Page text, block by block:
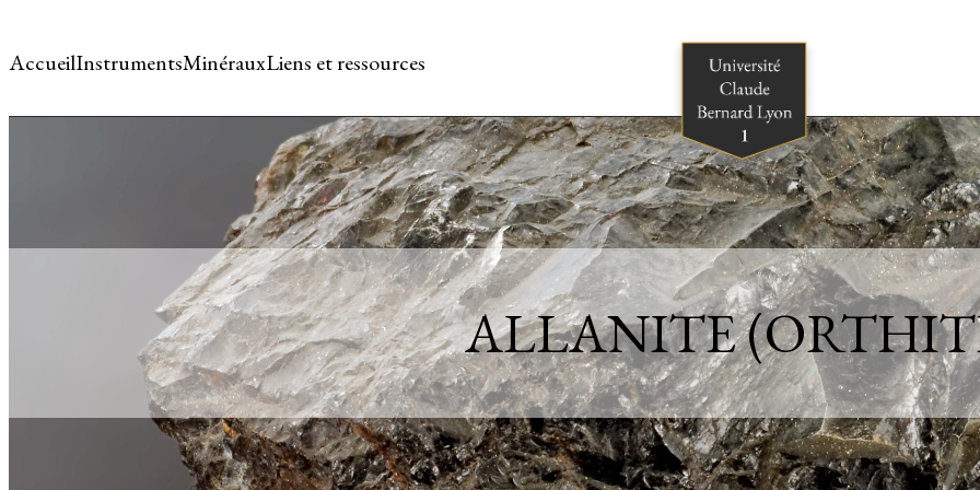
AccueilInstrumentsMinérauxLiens et ressources
ALLANITE